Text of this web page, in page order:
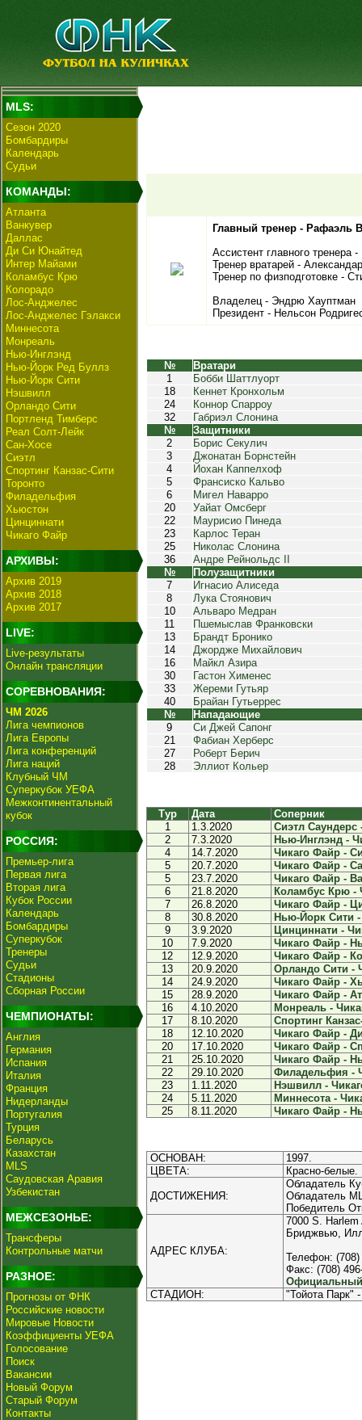
MLS:
Сезон 2020
Бомбардиры
Календарь
Судьи
КОМАНДЫ:
Атланта
Ванкувер
Даллас
Ди Си Юнайтед
Интер Майами
Коламбус Крю
Колорадо
Лос-Анджелес
Лос-Анджелес Гэлакси
Миннесота
Монреаль
Нью-Инглэнд
Нью-Йорк Ред Буллз
Нью-Йорк Сити
Нэшвилл
Орландо Сити
Портленд Тимберс
Реал Солт-Лейк
Сан-Хосе
Сиэтл
Спортинг Канзас-Сити
Торонто
Филадельфия
Хьюстон
Цинциннати
Чикаго Файр
АРХИВЫ:
Архив 2019
Архив 2018
Архив 2017
LIVE:
Live-результаты
Онлайн трансляции
СОРЕВНОВАНИЯ:
ЧМ 2026
Лига чемпионов
Лига Европы
Лига конференций
Лига наций
Клубный ЧМ
Суперкубок УЕФА
Межконтинентальный
кубок
РОССИЯ:
Премьер-лига
Первая лига
Вторая лига
Кубок России
Календарь
Бомбардиры
Суперкубок
Тренеры
Судьи
Стадионы
Сборная России
ЧЕМПИОНАТЫ:
Англия
Германия
Испания
Италия
Франция
Нидерланды
Португалия
Турция
Беларусь
Казахстан
MLS
Саудовская Аравия
Узбекистан
МЕЖСЕЗОНЬЕ:
Трансферы
Контрольные матчи
РАЗНОЕ:
Прогнозы от ФНК
Российские новости
Мировые Новости
Коэффициенты УЕФА
Голосование
Поиск
Вакансии
Новый Форум
Старый Форум
Контакты
Главный тренер - Рафаэль
Ассистент главного тренера
Тренер вратарей -
Тренер по физподготовке -
Владелец - Эндрю Хауптман
Президент - Нельсон
№
Вратари
1
Бобби Шаттлуорт
18
Кеннет Кронхольм
24
Коннор Спарроу
32
Габриэл Слонина
№
Защитники
2
Борис Секулич
3
Джонатан Борнстейн
4
Йохан Каппелхоф
5
Франсиско Кальво
6
Мигел Наварро
20
Уайат Омсберг
22
Маурисио Пинеда
23
Карлос Теран
25
Николас Слонина
36
Андре Рейнольдс II
№
Полузащитники
7
Игнасио Алиседа
8
Лука Стоянович
10
Альваро Медран
11
Пшемыслав Франковски
13
Брандт Бронико
14
Джордже Михайлович
16
Майкл Азира
30
Гастон Хименес
33
Жереми Гутьяр
40
Брайан Гутьеррес
№
Нападающие
9
Си Джей Сапонг
21
Фабиан Херберс
27
Роберт Берич
28
Эллиот Кольер
Тур Дата
Соперник
1
1.3.2020
Сиэтл Саундерс
2
7.3.2020
Нью-Инглэнд -
4
14.7.2020
Чикаго Файр -
5
20.7.2020
Чикаго Файр -
5
23.7.2020
Чикаго Файр -
6
21.8.2020
Коламбус Крю -
7
26.8.2020
Чикаго Файр -
8
30.8.2020
Нью-Йорк Сити
9
3.9.2020
Цинциннати -
10
7.9.2020
Чикаго Файр -
12
12.9.2020
Чикаго Файр -
13
20.9.2020
Орландо Сити -
14
24.9.2020
Чикаго Файр -
15
28.9.2020
Чикаго Файр -
16
4.10.2020
Монреаль -
17
8.10.2020
Спортинг
18
12.10.2020
Чикаго Файр -
20
17.10.2020
Чикаго Файр -
21
25.10.2020
Чикаго Файр -
22
29.10.2020
Филадельфия -
23
1.11.2020
Нэшвилл -
24
5.11.2020
Миннесота -
25
8.11.2020 Чикаго Файр -
ОСНОВАН:
1997.
ЦВЕТА:
Красно-белые.
ДОСТИЖЕНИЯ:
Обладатель
Обладатель
Победитель
АДРЕС КЛУБА:
7000 S. Harlem
Бриджвью,
Телефон: (708)
Факс: (708)
Официальный
СТАДИОН:
"Тойота Парк"